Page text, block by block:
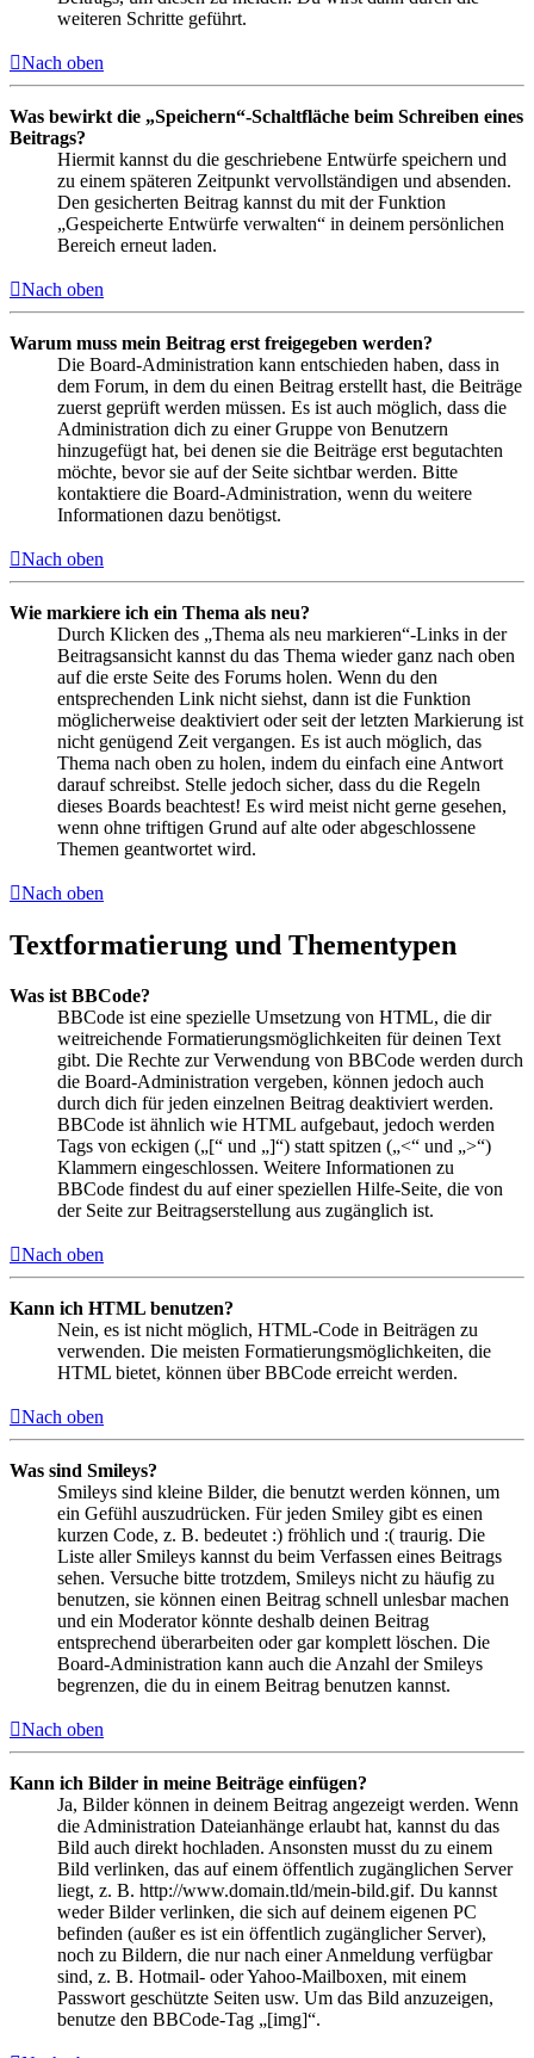
weiteren Schritte geführt.
Nach oben
Was bewirkt die „Speichern“-Schaltfläche beim Schreiben eines
Beitrags?
Hiermit kannst du die geschriebene Entwürfe speichern und
zu einem späteren Zeitpunkt vervollständigen und absenden.
Den gesicherten Beitrag kannst du mit der Funktion
„Gespeicherte Entwürfe verwalten“ in deinem persönlichen
Bereich erneut laden.
Nach oben
Warum muss mein Beitrag erst freigegeben werden?
Die Board-Administration kann entschieden haben, dass in
dem Forum, in dem du einen Beitrag erstellt hast, die Beiträge
zuerst geprüft werden müssen. Es ist auch möglich, dass die
Administration dich zu einer Gruppe von Benutzern
hinzugefügt hat, bei denen sie die Beiträge erst begutachten
möchte, bevor sie auf der Seite sichtbar werden. Bitte
kontaktiere die Board-Administration, wenn du weitere
Informationen dazu benötigst.
Nach oben
Wie markiere ich ein Thema als neu?
Durch Klicken des „Thema als neu markieren“-Links in der
Beitragsansicht kannst du das Thema wieder ganz nach oben
auf die erste Seite des Forums holen. Wenn du den
entsprechenden Link nicht siehst, dann ist die Funktion
möglicherweise deaktiviert oder seit der letzten Markierung ist
nicht genügend Zeit vergangen. Es ist auch möglich, das
Thema nach oben zu holen, indem du einfach eine Antwort
darauf schreibst. Stelle jedoch sicher, dass du die Regeln
dieses Boards beachtest! Es wird meist nicht gerne gesehen,
wenn ohne triftigen Grund auf alte oder abgeschlossene
Themen geantwortet wird.
Nach oben
Textformatierung und Thementypen
Was ist BBCode?
BBCode ist eine spezielle Umsetzung von HTML, die dir
weitreichende Formatierungsmöglichkeiten für deinen Text
gibt. Die Rechte zur Verwendung von BBCode werden durch
die Board-Administration vergeben, können jedoch auch
durch dich für jeden einzelnen Beitrag deaktiviert werden.
BBCode ist ähnlich wie HTML aufgebaut, jedoch werden
Tags von eckigen („[“ und „]“) statt spitzen („<“ und „>“)
Klammern eingeschlossen. Weitere Informationen zu
BBCode findest du auf einer speziellen Hilfe-Seite, die von
der Seite zur Beitragserstellung aus zugänglich ist.
Nach oben
Kann ich HTML benutzen?
Nein, es ist nicht möglich, HTML-Code in Beiträgen zu
verwenden. Die meisten Formatierungsmöglichkeiten, die
HTML bietet, können über BBCode erreicht werden.
Nach oben
Was sind Smileys?
Smileys sind kleine Bilder, die benutzt werden können, um
ein Gefühl auszudrücken. Für jeden Smiley gibt es einen
kurzen Code, z. B. bedeutet :) fröhlich und :( traurig. Die
Liste aller Smileys kannst du beim Verfassen eines Beitrags
sehen. Versuche bitte trotzdem, Smileys nicht zu häufig zu
benutzen, sie können einen Beitrag schnell unlesbar machen
und ein Moderator könnte deshalb deinen Beitrag
entsprechend überarbeiten oder gar komplett löschen. Die
Board-Administration kann auch die Anzahl der Smileys
begrenzen, die du in einem Beitrag benutzen kannst.
Nach oben
Kann ich Bilder in meine Beiträge einfügen?
Ja, Bilder können in deinem Beitrag angezeigt werden. Wenn
die Administration Dateianhänge erlaubt hat, kannst du das
Bild auch direkt hochladen. Ansonsten musst du zu einem
Bild verlinken, das auf einem öffentlich zugänglichen Server
liegt, z. B. http://www.domain.tld/mein-bild.gif. Du kannst
weder Bilder verlinken, die sich auf deinem eigenen PC
befinden (außer es ist ein öffentlich zugänglicher Server),
noch zu Bildern, die nur nach einer Anmeldung verfügbar
sind, z. B. Hotmail- oder Yahoo-Mailboxen, mit einem
Passwort geschützte Seiten usw. Um das Bild anzuzeigen,
benutze den BBCode-Tag „[img]“.